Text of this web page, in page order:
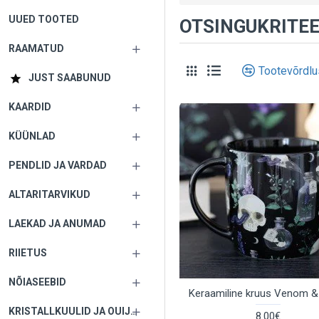
UUED TOOTED
RAAMATUD
JUST SAABUNUD
KAARDID
KÜÜNLAD
PENDLID JA VARDAD
ALTARITARVIKUD
LAEKAD JA ANUMAD
RIIETUS
NÕIASEEBID
KRISTALLKUULID JA OUIJA LAUAD
Keraamiline kruus Venom
8.00€